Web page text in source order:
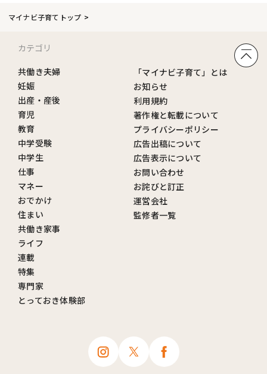
マイナビ子育てトップ
カテゴリ
共働き夫婦
妊娠
出産・産後
育児
教育
中学受験
中学生
仕事
マネー
おでかけ
住まい
共働き家事
ライフ
連載
特集
専門家
とっておき体験部
「マイナビ子育て」とは
お知らせ
利用規約
著作権と転載について
プライバシーポリシー
広告出稿について
広告表示について
お問い合わせ
お詫びと訂正
運営会社
監修者一覧